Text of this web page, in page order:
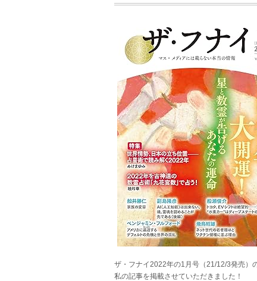
ザ・フナイ2022年の1月号（21/12/3発売）
私の記事を掲載させていただきました！